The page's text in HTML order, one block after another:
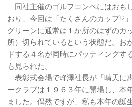
同社主催のゴルフコンペにはおも
おり、今回は「たくさんのカップ!?
グリーンに通常は１か所のはずのカ
所）切られているという状態だ。お
ドする４名が同時にパッティングす
も見られた。
表彰式会場で峰澤社長が「晴天に
ークラブは１９６３年に開場し、本
ました。偶然ですが、私も本年の誕